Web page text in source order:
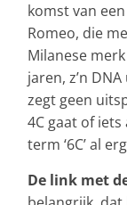
komst van
Romeo, die
Milanese
jaren, z’n
zegt geen
4C gaat of
term ‘6C’ al
De link met